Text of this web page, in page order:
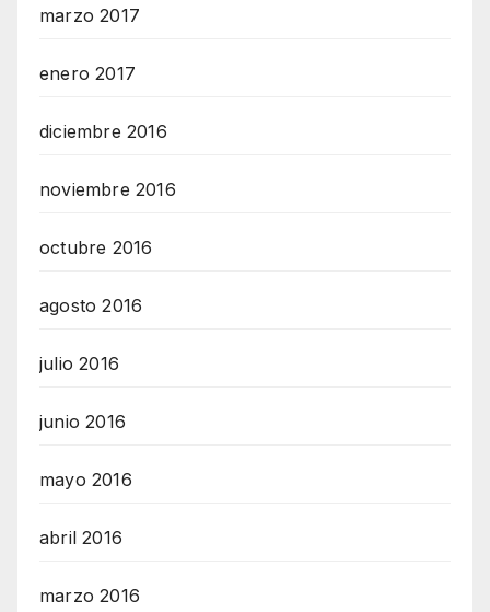
marzo 2017
enero 2017
diciembre 2016
noviembre 2016
octubre 2016
agosto 2016
julio 2016
junio 2016
mayo 2016
abril 2016
marzo 2016